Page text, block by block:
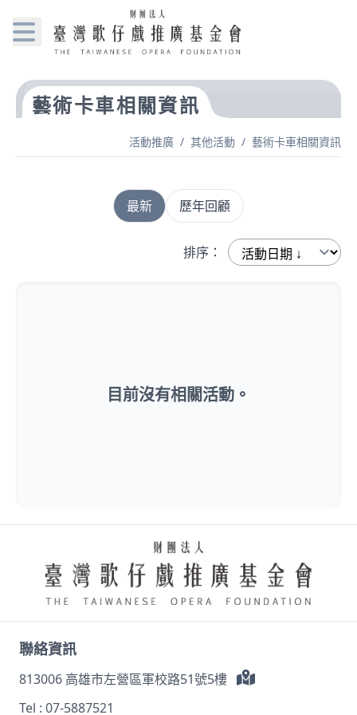
藝術卡車相關資訊
活動推廣 / 其他活動 / 藝術卡車相關資訊
最新 歷年回顧
排序：
目前沒有相關活動。
聯絡資訊
813006 高雄市左營區軍校路51號5樓
Tel : 07-5887521